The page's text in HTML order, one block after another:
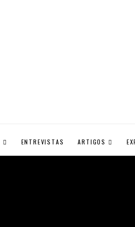
ENTREVISTAS ARTIGOS